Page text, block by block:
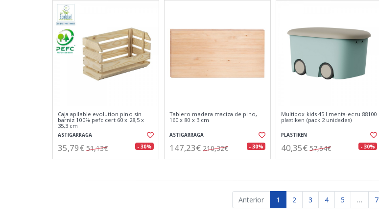
Caja apilable evolution pino sin
barniz 100% pefc cert 60 x 28,5 x
35,3 cm
ASTIGARRAGA
35,79€ 51,13€ - 30%
Tablero madera maciza de pino,
160 x 80 x 3 cm
ASTIGARRAGA
147,23€ 210,32€ - 30%
Multibox kids 45 l menta-ecru 88100
plastiken (pack 2 unidades)
PLASTIKEN
40,35€ 57,64€ - 30%
Anterior 1 2 3 4 5 … 7